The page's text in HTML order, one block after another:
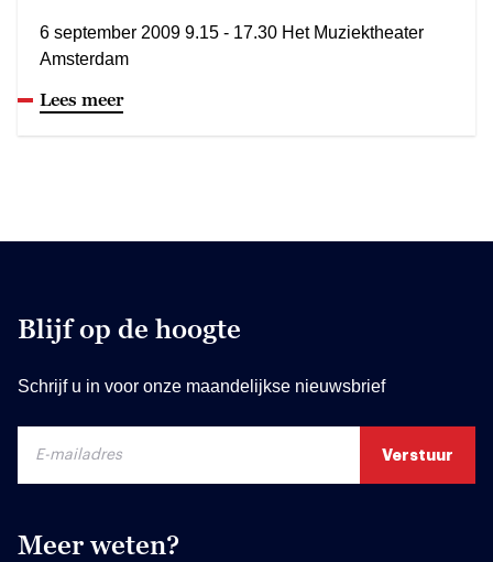
6 september 2009 9.15 - 17.30 Het Muziektheater
Amsterdam
Lees meer
Blijf op de hoogte
Schrijf u in voor onze maandelijkse nieuwsbrief
Meer weten?